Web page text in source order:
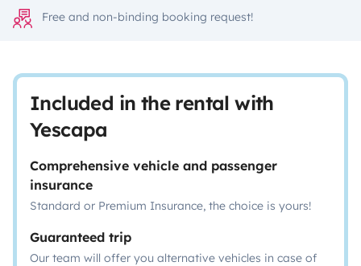
Free and non-binding booking request!
Included in the rental with
Yescapa
Comprehensive vehicle and passenger
insurance
Standard or Premium Insurance, the choice is yours!
Guaranteed trip
Our team will offer you alternative vehicles in case of